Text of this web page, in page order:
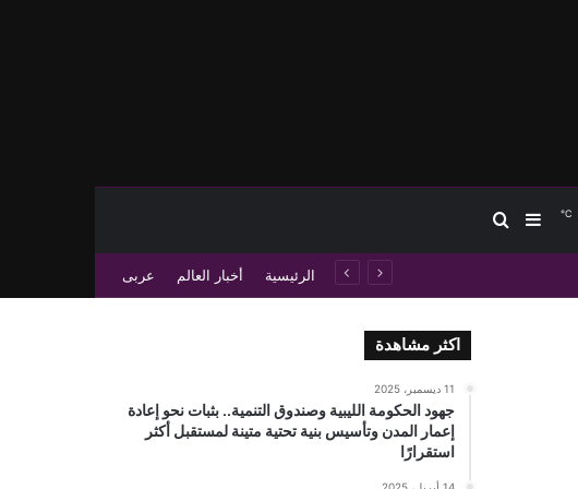
℃ إضافة عمود جانبي
بحث عن
الرئيسية أخبار العالم عربى
اكثر مشاهدة
11 ديسمبر، 2025
جهود الحكومة الليبية وصندوق التنمية.. بثبات نحو إعادة
إعمار المدن وتأسيس بنية تحتية متينة لمستقبل أكثر
استقرارًا